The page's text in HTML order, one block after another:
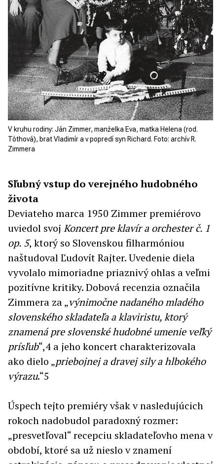
V kruhu rodiny: Ján Zimmer, manželka Eva, matka Helena (rod.
Tóthová), brat Vladimír a v popredí syn Richard. Foto: archív R.
Zimmera
Sľubný vstup do verejného hudobného
života
Deviateho marca 1950 Zimmer premiérovo
uviedol svoj Koncert pre klavír a orchester č. 1
op. 5, ktorý so Slovenskou filharmóniou
naštudoval Ľudovít Rajter. Uvedenie diela
vyvolalo mimoriadne priaznivý ohlas a veľmi
pozitívne kritiky. Dobová recenzia označila
Zimmera za „výnimočne nadaného mladého
slovenského skladateľa a klaviristu, ktorý
znamená pre slovenské hudobné umenie veľký
prísľub“,4 a jeho koncert charakterizovala
ako dielo „priebojnej a dravej sily a hlbokého
výrazu.“5
Úspech tejto premiéry však v nasledujúcich
rokoch nadobudol paradoxný rozmer:
„presvetľoval“ recepciu skladateľovho mena v
období, ktoré sa už nieslo v znamení